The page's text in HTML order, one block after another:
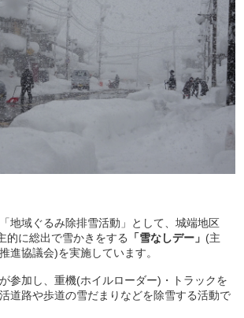
地域ぐるみ除排雪活動」として、城端地区
的に総出で雪かきをする
「雪なしデー」 (主
進協議会)を実施しています。
参加し、重機(ホイルローダー)・トラックを
道路や歩道の雪だまりなどを除雪する活動で